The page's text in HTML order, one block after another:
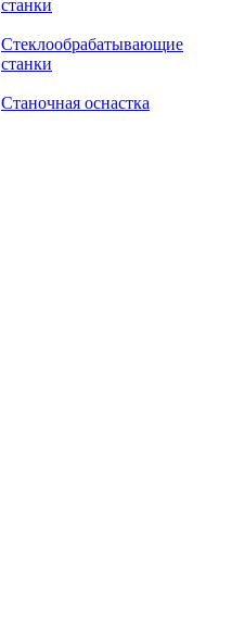
станки
Стеклообрабатывающие
станки
Станочная оснастка